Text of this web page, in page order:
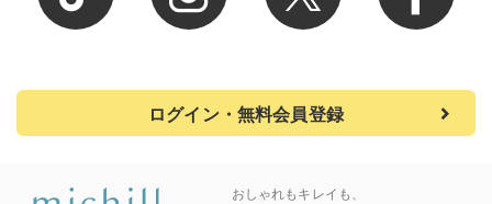
ログイン・無料会員登録
おしゃれもキレイも、